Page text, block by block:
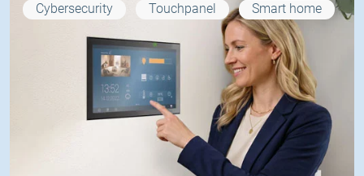
Cybersecurity Touchpanel Smart home